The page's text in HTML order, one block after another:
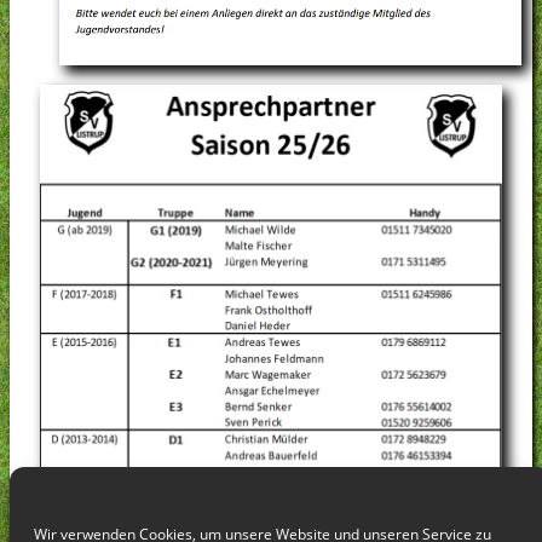
Wir verwenden Cookies, um unsere Website und unseren Service zu